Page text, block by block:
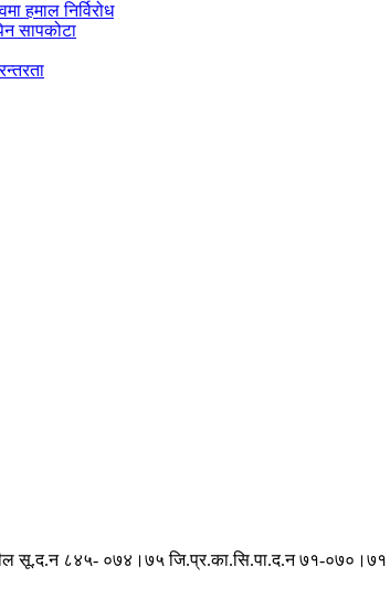
हमाल निर्विरोध
सापकोटा
सू.द.न ८४५- ०७४।७५ जि.प्र.का.सि.पा.द.न ७१-०७०।७१